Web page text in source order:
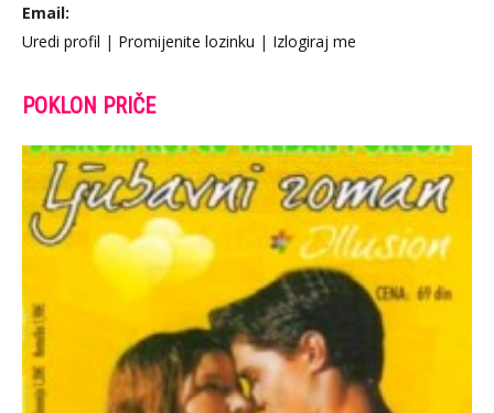
Email:
Uredi profil | Promijenite lozinku | Izlogiraj me
POKLON PRIČE